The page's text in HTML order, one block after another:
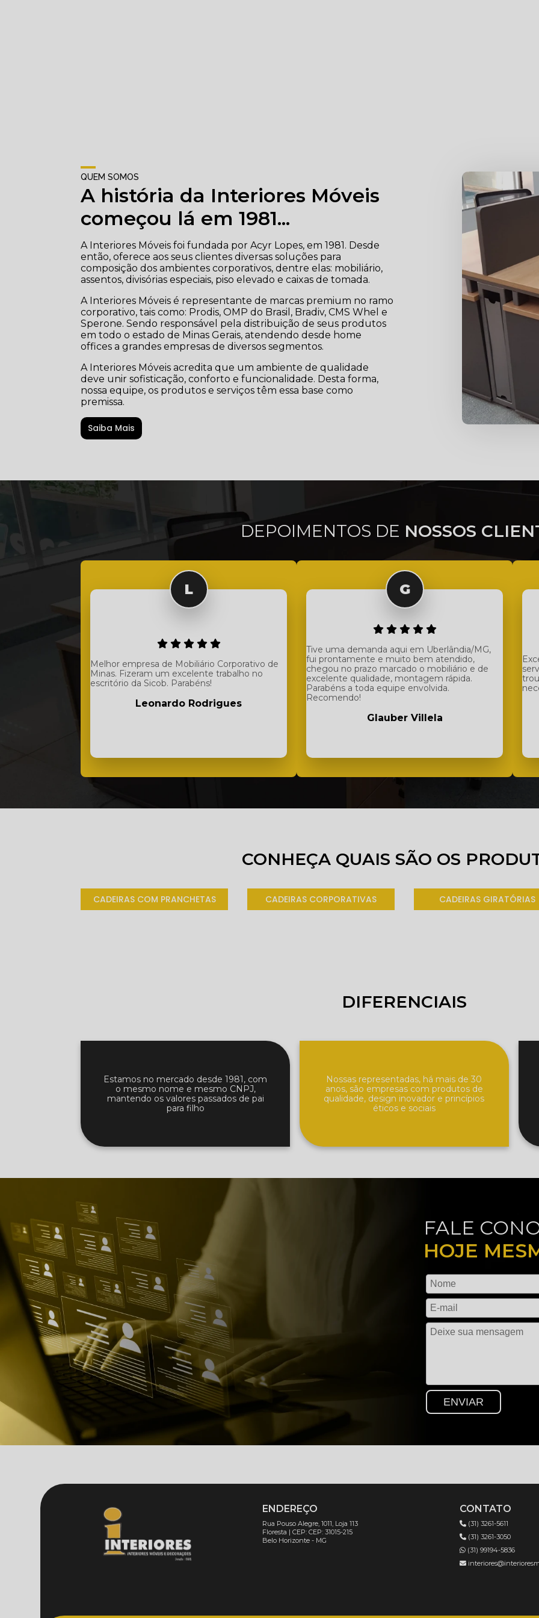
QUEM SOMOS
A história da Interiores Móveis
começou lá em 1981...
A Interiores Móveis foi fundada por Acyr Lopes, em 1981. Desde
então, oferece aos seus clientes diversas soluções para
composição dos ambientes corporativos, dentre elas: mobiliário,
assentos, divisórias especiais, piso elevado e caixas de tomada.
A Interiores Móveis é representante de marcas premium no ramo
corporativo, tais como: Prodis, OMP do Brasil, Bradiv, CMS Whel e
Sperone. Sendo responsável pela distribuição de seus produtos
em todo o estado de Minas Gerais, atendendo desde home
offices a grandes empresas de diversos segmentos.
A Interiores Móveis acredita que um ambiente de qualidade
deve unir sofisticação, conforto e funcionalidade. Desta forma,
nossa equipe, os produtos e serviços têm essa base como
premissa.
Saiba Mais
DEPOIMENTOS DE NOSSOS
Melhor empresa de Mobiliário Corporativo de
Minas. Fizeram um excelente trabalho no
escritório da Sicob. Parabéns!
Leonardo Rodrigues
Tive uma demanda aqui em Uberlândia/MG,
fui prontamente e muito bem atendido,
chegou no prazo marcado o mobiliário e de
excelente qualidade, montagem rápida.
Parabéns a toda equipe envolvida.
Recomendo!
Glauber Villela
CONHEÇA QUAIS SÃO OS
CADEIRAS COM PRANCHETAS CADEIRAS CORPORATIVAS CADEIRAS GIRATÓRIAS
DIFERENCIAIS
Estamos no mercado desde 1981, com
o mesmo nome e mesmo CNPJ,
mantendo os valores passados de pai
para filho
Nossas representadas, há mais de 30
anos, são empresas com produtos de
qualidade, design inovador e princípios
éticos e sociais
FALE
HOJE
ENDEREÇO
Rua Pouso Alegre, 1011, Loja 113
Floresta | CEP: CEP: 31015-215
Belo Horizonte - MG
CONTATO
(31) 3261-5611
(31) 3261-3050
(31) 99194-5836